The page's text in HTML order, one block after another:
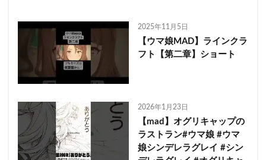
2025年11月5日
【ウマ娘MAD】ラインクラ
フト【第二章】ショート
2026年1月23日
【mad】オグリキャップの
ラストラン#ウマ娘 #ウマ
娘シンデレラグレイ #シン